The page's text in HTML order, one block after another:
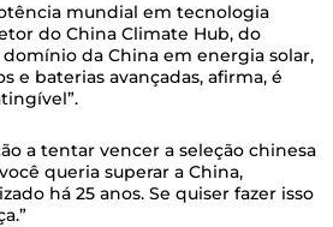
mundial em tecnologia
do China Climate Hub, do
da China em energia solar,
e baterias avançadas, afirma, é
a tentar vencer a seleção chinesa
queria superar a China,
há 25 anos. Se quiser fazer isso